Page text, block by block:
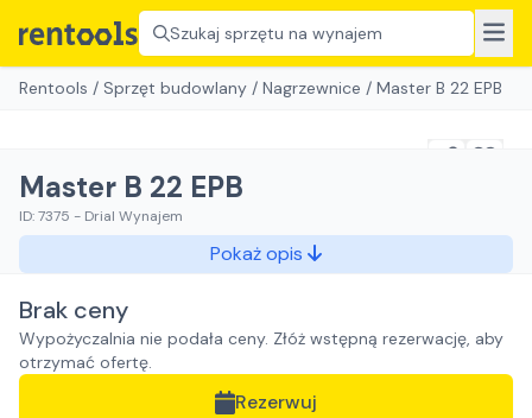
Szukaj sprzętu na wynajem
Rentools / Sprzęt budowlany / Nagrzewnice / Master B 22 EPB
Master B 22 EPB
ID:7375 - Drial Wynajem
Pokaż opis
Brak ceny
Wypożyczalnia nie podała ceny. Złóż wstępną rezerwację, aby
otrzymać ofertę.
Rezerwuj